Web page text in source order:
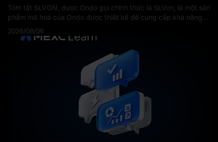
Tóm tắt SLVON, được Ondo gọi chính thức là SLVon, là một sản
phẩm mã hoá của Ondo được thiết kế để cung cấp khả năng
tiếp cận kinh tế liên kết với cổ phiếu của iShares Silver Trust
(NYSE Arca: SLV). C
2026/08/06